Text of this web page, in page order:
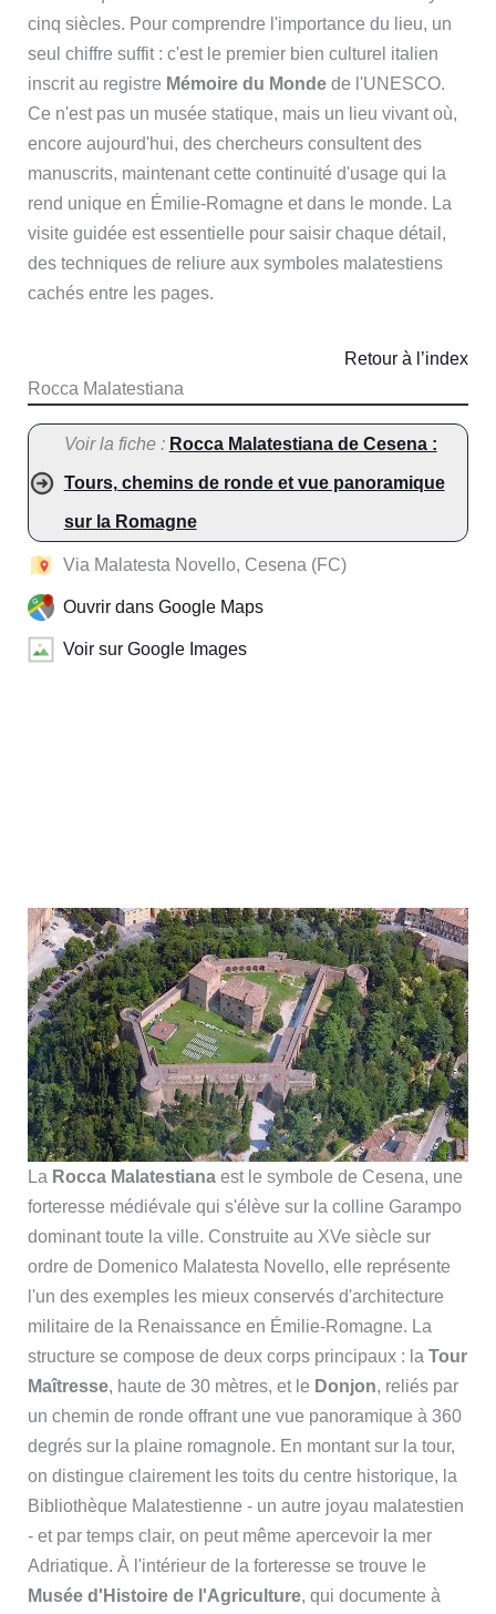
cinq siècles. Pour comprendre l'importance du lieu, un
seul chiffre suffit : c'est le premier bien culturel italien
inscrit au registre Mémoire du Mondede l'UNESCO.
Ce n'est pas un musée statique, mais un lieu vivant où,
encore aujourd'hui, des chercheurs consultent des
manuscrits, maintenant cette continuité d'usage qui la
rend unique en Émilie-Romagne et dans le monde. La
visite guidée est essentielle pour saisir chaque détail,
des techniques de reliure aux symboles malatestiens
cachés entre les pages.
Rocca Malatestiana
Retour à l’index
Voir la fiche : Rocca Malatestiana de Cesena :
Tours, chemins de ronde et vue panoramique
sur la Romagne
Via Malatesta Novello, Cesena (FC)
Ouvrir dans Google Maps
Voir sur Google Images
La Rocca Malatestianaest le symbole de Cesena, une
forteresse médiévale qui s'élève sur la colline Garampo
dominant toute la ville. Construite au XVe siècle sur
ordre de Domenico Malatesta Novello, elle représente
l'un des exemples les mieux conservés d'architecture
militaire de la Renaissance en Émilie-Romagne. La
structure se compose de deux corps principaux : la Tour
Maîtresse, haute de 30 mètres, et le Donjon, reliés par
un chemin de ronde offrant une vue panoramique à 360
degrés sur la plaine romagnole. En montant sur la tour,
on distingue clairement les toits du centre historique, la
Bibliothèque Malatestienne - un autre joyau malatestien
- et par temps clair, on peut même apercevoir la mer
Adriatique. À l'intérieur de la forteresse se trouve le
Musée d'Histoire de l'Agriculture, qui documente à